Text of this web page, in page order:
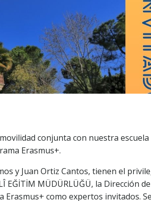
conjunta con nuestra escuela
Erasmus+.
y Juan Ortiz Cantos, tienen el
EĞİTİM MÜDÜRLÜĞÜ, la Dirección de
Erasmus+ como expertos invitados.